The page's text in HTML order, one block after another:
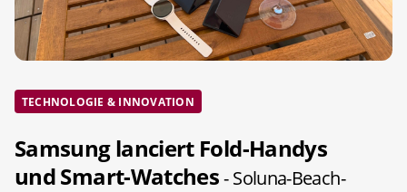
TECHNOLOGIE & INNOVATION
Samsung lanciert Fold-Handys
und Smart-Watches- Soluna-Beach-